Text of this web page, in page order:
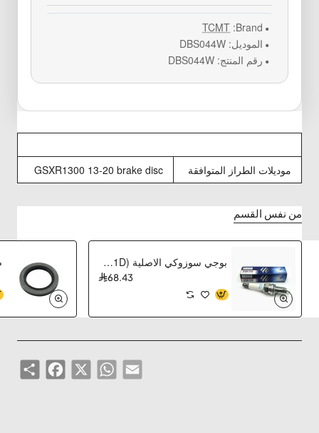
Brand:
TCMT
الموديل: DBS044W
رقم المنتج: DBS044W
موديلات الطراز المتوافقة GSXR1300 13-20 brake disc
من نفس القسم
بوجي سوزوكي الاصلية PLUG,SPARK(IU31D)
68.43
Share
Facebook X
WhatsApp Email